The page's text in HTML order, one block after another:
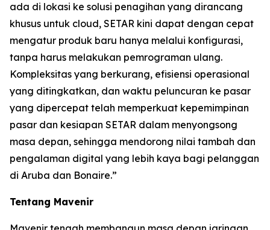
ada di lokasi ke solusi penagihan yang dirancang
khusus untuk cloud, SETAR kini dapat dengan cepat
mengatur produk baru hanya melalui konfigurasi,
tanpa harus melakukan pemrograman ulang.
Kompleksitas yang berkurang, efisiensi operasional
yang ditingkatkan, dan waktu peluncuran ke pasar
yang dipercepat telah memperkuat kepemimpinan
pasar dan kesiapan SETAR dalam menyongsong
masa depan, sehingga mendorong nilai tambah dan
pengalaman digital yang lebih kaya bagi pelanggan
di Aruba dan Bonaire.”
Tentang Mavenir